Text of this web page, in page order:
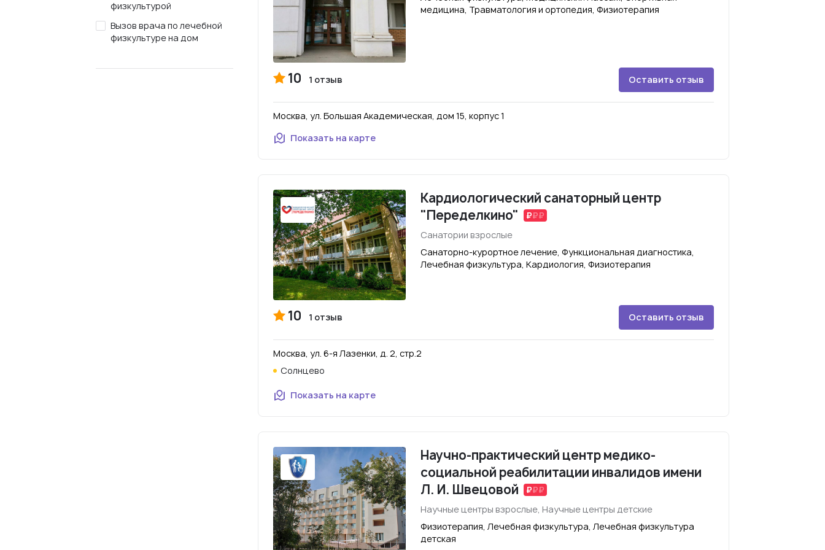
физкультурой
Вызов врача по лечебной
физкультуре на дом
медицина, Травматология и ортопедия, Физиотерапия
10 1 отзыв Оставить отзыв
Москва, ул. Большая Академическая, дом 15, корпус 1
Показать на карте
Кардиологический санаторный центр
"Переделкино"
Санатории взрослые
Санаторно-курортное лечение, Функциональная диагностика,
Лечебная физкультура, Кардиология, Физиотерапия
10 1 отзыв Оставить отзыв
Москва, ул. 6-я Лазенки, д. 2, стр.2
Солнцево
Показать на карте
Научно-практический центр медико-
социальной реабилитации инвалидов имени
Л. И. Швецовой
Научные центры взрослые, Научные центры детские
Физиотерапия, Лечебная физкультура, Лечебная физкультура
детская